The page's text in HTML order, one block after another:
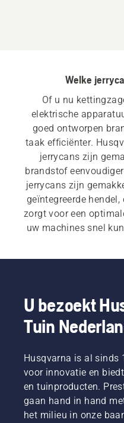
Welke
Of u nu
elektrische
goed ontworpen
taak efficiënter.
jerrycans zijn
brandstof
jerrycans zijn
geïntegreerde
zorgt voor een
uw machines snel
U bezoekt
Tuin
Husqvarna is al sinds
voor innovatie en
en tuinproducten.
gaan hand in hand
het milieu in onze